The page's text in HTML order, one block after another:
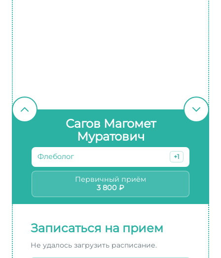
Сагов Магомет
Муратович
Флеболог +1
Первичный приём
3 800 ₽
Записаться на прием
Не удалось загрузить расписание.